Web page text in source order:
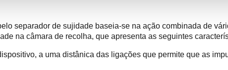
separador de sujidade baseia-se na ação combinada de
na câmara de recolha, que apresenta as seguintes
a uma distânica das ligações que permite que as